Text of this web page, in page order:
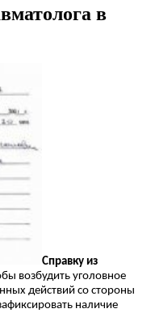
в
Справку из
возбудить уголовное
действий со стороны
наличие